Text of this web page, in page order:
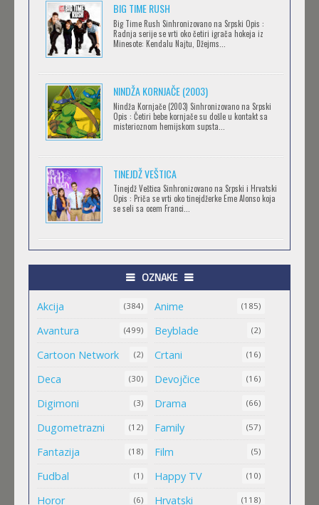
CLEAN FREAK! AOYAMA-KUN
Feb 12 2023 |Gledaj »
RECORD OF RAGNAROK
Feb 11 2023 |Gledaj »
TORADORA
Feb 11 2023 |Gledaj »
TRIGUN STAMPEDE
Feb 11 2023 |Gledaj »
ORIENT
Feb 11 2023 |Gledaj »
MALI MEDA ČARLI
MAO MAO HEROJI CISTOG SRCA
BIG TIME RUSH
Big Time Rush Sinhronizovano na Srpski Opis :
Radnja serije se vrti oko četiri igrača hokeja iz
Minesote: Kendalu Najtu, Džejms...
NINDŽA KORNJAČE (2003)
Nindža Kornjače (2003) Sinhronizovano na Srpski
Opis : Četiri bebe kornjače su došle u kontakt sa
misterioznom hemijskom supsta...
TINEJDŽ VEŠTICA
Tinejdž Veštica Sinhronizovano na Srpski i Hrvatski
Opis : Priča se vrti oko tinejdžerke Eme Alonso koja
se seli sa ocem Franci...
OZNAKE
Akcija (384) Anime (185)
Avantura (499) Beyblade (2)
Cartoon Network (2) Crtani (16)
Deca (30) Devojčice (16)
Digimoni (3) Drama (66)
Dugometrazni (12) Family (57)
Fantazija (18) Film (5)
Fudbal (1) Happy TV (10)
Horor (6) Hrvatski (118)